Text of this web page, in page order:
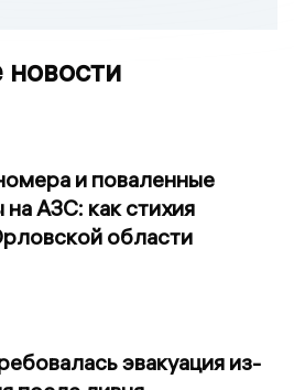
и поваленные
АЗС: как стихия
области
эвакуация из-